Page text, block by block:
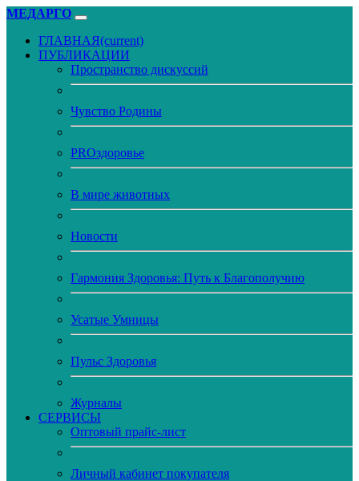
МЕДАРГО
ГЛАВНАЯ(current)
ПУБЛИКАЦИИ
Пространство дискуссий
Чувство Родины
PROздоровье
В мире животных
Новости
Гармония Здоровья: Путь к Благополучию
Усатые Умницы
Пульс Здоровья
Журналы
CЕРВИСЫ
Оптовый прайс-лист
Личный кабинет покупателя